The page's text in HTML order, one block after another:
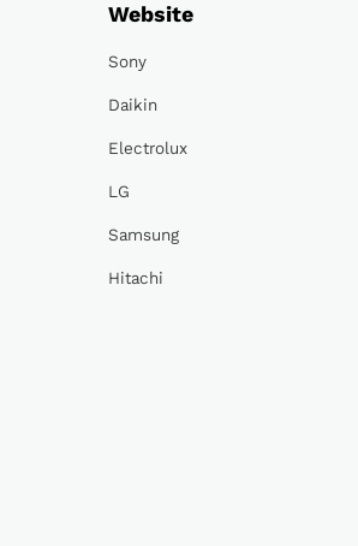
Website
Sony
Daikin
Electrolux
LG
Samsung
Hitachi